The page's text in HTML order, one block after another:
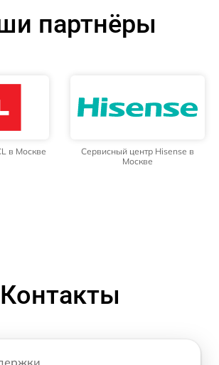
партнёры
в Москве
Сервисный центр Hisense в
Москве
Контакты